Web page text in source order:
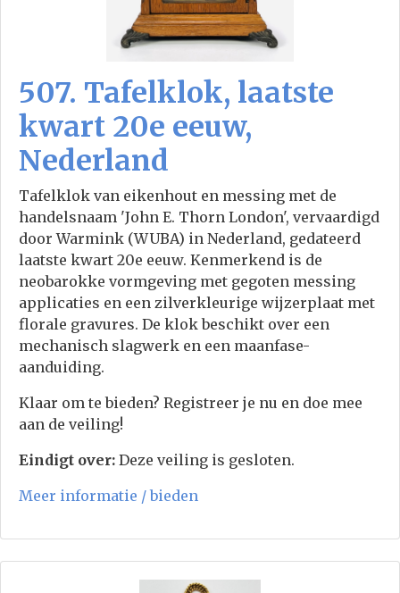
507. Tafelklok, laatste
kwart 20e eeuw,
Nederland
Tafelklok van eikenhout en messing met de
handelsnaam 'John E. Thorn London', vervaardigd
door Warmink (WUBA) in Nederland, gedateerd
laatste kwart 20e eeuw. Kenmerkend is de
neobarokke vormgeving met gegoten messing
applicaties en een zilverkleurige wijzerplaat met
florale gravures. De klok beschikt over een
mechanisch slagwerk en een maanfase-
aanduiding.
Klaar om te bieden? Registreer je nu en doe mee
aan de veiling!
Eindigt over: Deze veiling is gesloten.
Meer informatie / bieden